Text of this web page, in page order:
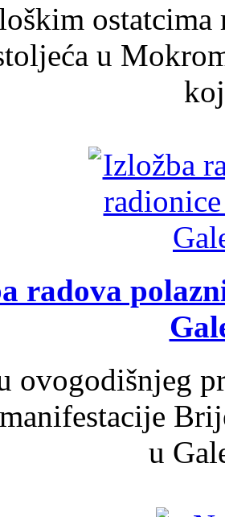
u
radova
ovogodišnjeg
u